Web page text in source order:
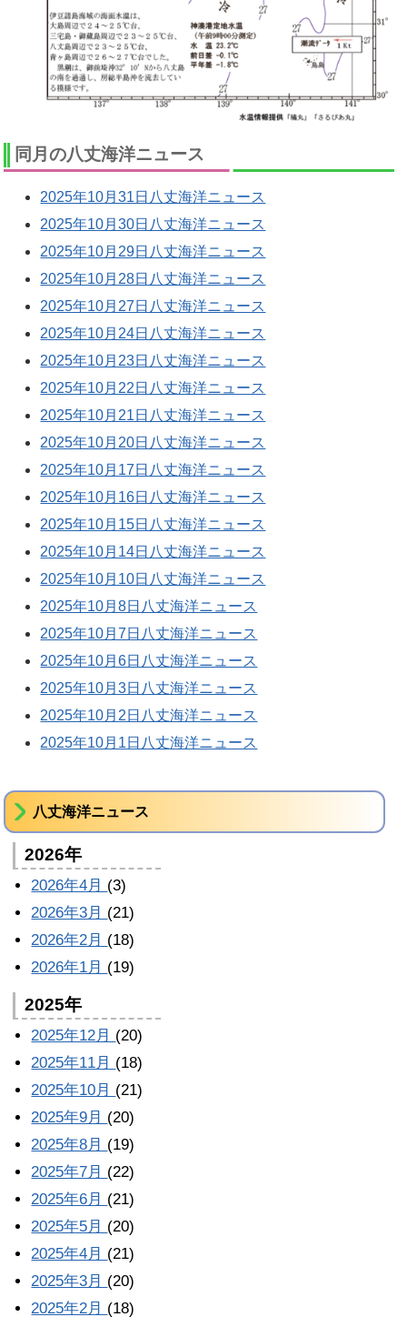
同月の八丈海洋ニュース
2025年10月31日八丈海洋ニュース
2025年10月30日八丈海洋ニュース
2025年10月29日八丈海洋ニュース
2025年10月28日八丈海洋ニュース
2025年10月27日八丈海洋ニュース
2025年10月24日八丈海洋ニュース
2025年10月23日八丈海洋ニュース
2025年10月22日八丈海洋ニュース
2025年10月21日八丈海洋ニュース
2025年10月20日八丈海洋ニュース
2025年10月17日八丈海洋ニュース
2025年10月16日八丈海洋ニュース
2025年10月15日八丈海洋ニュース
2025年10月14日八丈海洋ニュース
2025年10月10日八丈海洋ニュース
2025年10月8日八丈海洋ニュース
2025年10月7日八丈海洋ニュース
2025年10月6日八丈海洋ニュース
2025年10月3日八丈海洋ニュース
2025年10月2日八丈海洋ニュース
2025年10月1日八丈海洋ニュース
八丈海洋ニュース
2026年
2026年4月 (3)
2026年3月 (21)
2026年2月 (18)
2026年1月 (19)
2025年
2025年12月 (20)
2025年11月 (18)
2025年10月 (21)
2025年9月 (20)
2025年8月 (19)
2025年7月 (22)
2025年6月 (21)
2025年5月 (20)
2025年4月 (21)
2025年3月 (20)
2025年2月 (18)